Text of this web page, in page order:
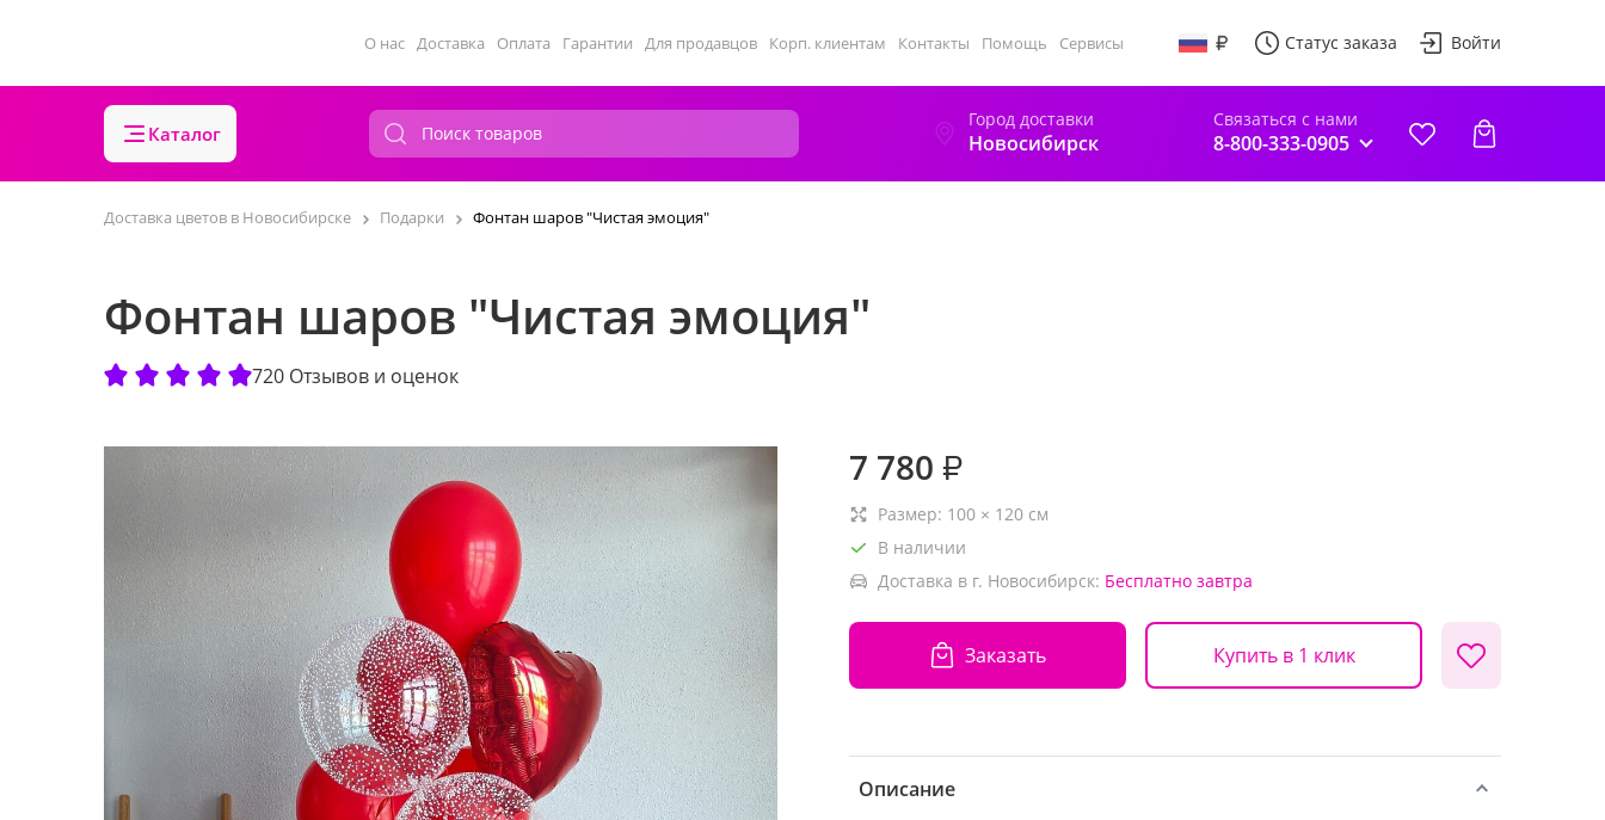
О нас Доставка Оплата Гарантии Для продавцов Корп. клиентам Контакты Помощь Сервисы Статус заказа Войти
Каталог
Город доставки
Новосибирск
Связаться с нами
8-800-333-0905
Доставка цветов в Новосибирске Подарки Фонтан шаров "Чистая эмоция"
Фонтан шаров "Чистая эмоция"
720 Отзывов и оценок
7 780 ₽
Размер: 100 × 120 см
В наличии
Доставка в г. Новосибирск: Бесплатно завтра
Заказать Купить в 1 клик
Описание